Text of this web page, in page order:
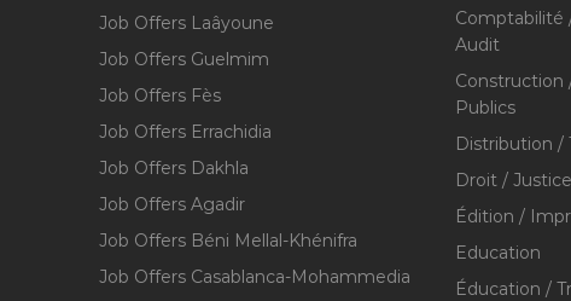
Job Offers Laâyoune
Job Offers Guelmim
Job Offers Fès
Job Offers Errachidia
Job Offers Dakhla
Job Offers Agadir
Job Offers Béni Mellal-Khénifra
Job Offers Casablanca-Mohammedia
Comptabilité
Audit
Construction
Publics
Distribution /
Droit /
Édition /
Education
Éducation /